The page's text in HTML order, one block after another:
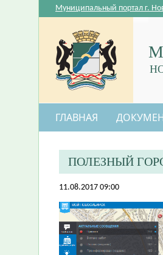
Муниципальный портал г.
ГЛАВНАЯ
ПОЛЕЗНЫЙ
11.08.2017 09:00